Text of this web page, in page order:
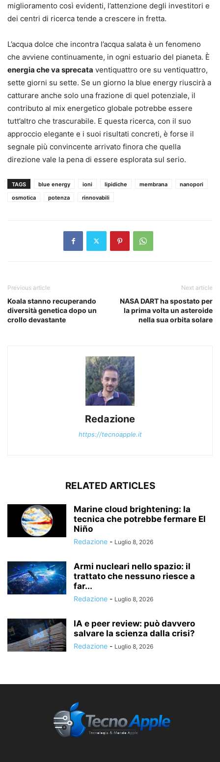
miglioramento così evidenti, l’attenzione degli investitori e
dei centri di ricerca tende a crescere in fretta.
L’acqua dolce che incontra l’acqua salata è un fenomeno
che avviene continuamente, in ogni estuario del pianeta. È
energia che va sprecata ventiquattro ore su ventiquattro,
sette giorni su sette. Se un giorno la blue energy riuscirà a
catturare anche solo una frazione di quel potenziale, il
contributo al mix energetico globale potrebbe essere
tutt’altro che trascurabile. E questa ricerca, con il suo
approccio elegante e i suoi risultati concreti, è forse il
segnale più convincente arrivato finora che quella
direzione vale la pena di essere esplorata sul serio.
TAGS blue energy ioni lipidiche membrana
nanopori
osmotica
potenza rinnovabili
Previous article
Koala stanno recuperando
diversità genetica dopo un
crollo devastante
Next article
NASA DART ha spostato per
la prima volta un asteroide
nella sua orbita solare
Redazione
https://tecnoapple.it
RELATED ARTICLES
Marine cloud brightening: la
tecnica che potrebbe fermare El
Niño
Redazione - Luglio 8, 2026
Armi nucleari nello spazio: il
trattato che nessuno riesce a
far...
Redazione - Luglio 8, 2026
IA e peer review: può davvero
salvare la scienza dalla crisi?
Redazione - Luglio 8, 2026